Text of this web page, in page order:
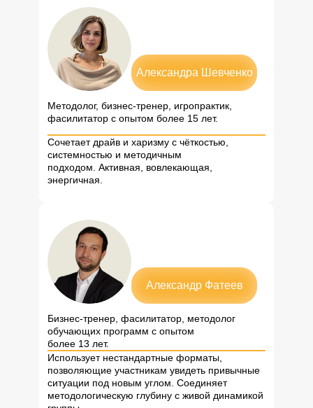
Александра Шевченко
Методолог, бизнес-тренер, игропрактик,
фасилитатор с опытом более 15 лет.
Сочетает драйв и харизму с чёткостью,
системностью и методичным
подходом. Активная, вовлекающая,
энергичная.
Александр Фатеев
Бизнес-тренер, фасилитатор, методолог
обучающих программ с опытом
более 13 лет.
Использует нестандартные форматы,
позволяющие участникам увидеть привычные
ситуации под новым углом. Соединяет
методологическую глубину с живой динамикой